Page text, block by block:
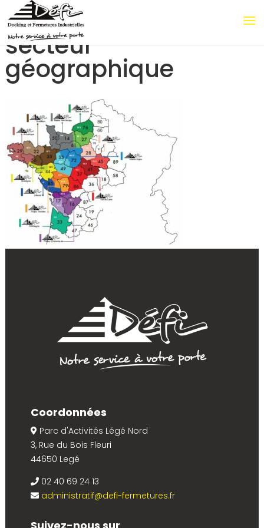
secteur
géographique
Coordonnées
Parc d'Activités Légé Nord
3, Rue du Bois Fleuri
44650 Legé
02 40 69 24 13
administratif@defi-fermetures.fr